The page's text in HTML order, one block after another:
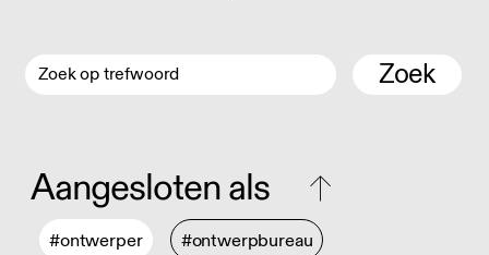
Zoek
Aangesloten als
#ontwerper #ontwerpbureau